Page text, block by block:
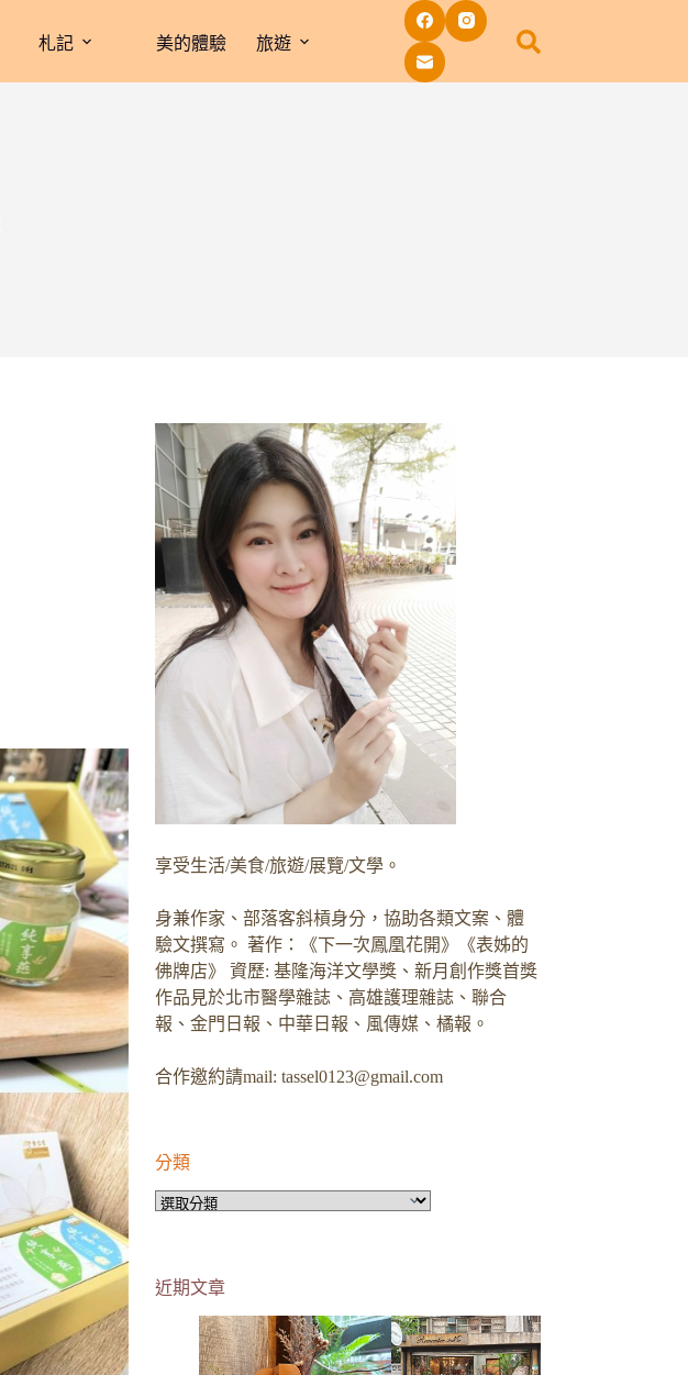
札記 美的體驗 旅遊
享受生活/美食/旅遊/展覽/文學。
身兼作家、部落客斜槓身分，協助各類文案、體
驗文撰寫。 著作：《下一次鳳凰花開》《表姊的
佛牌店》 資歷: 基隆海洋文學獎、新月創作獎首獎
作品見於北市醫學雜誌、高雄護理雜誌、聯合
報、金門日報、中華日報、風傳媒、橘報。
合作邀約請mail: tassel0123@gmail.com
分類
分
近期文章